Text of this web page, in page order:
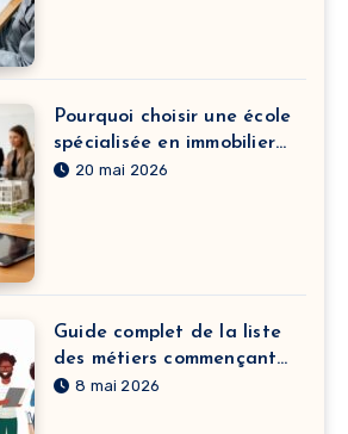
Pourquoi choisir une école
spécialisée en immobilier
pour booster votre carrière
20 mai 2026
Guide complet de la liste
des métiers commençant
par A : de l’agriculteur à
8 mai 2026